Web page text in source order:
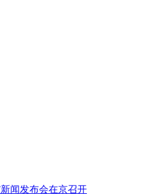
布会在京召开